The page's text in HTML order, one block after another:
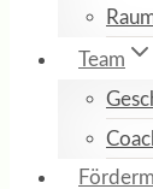
Team